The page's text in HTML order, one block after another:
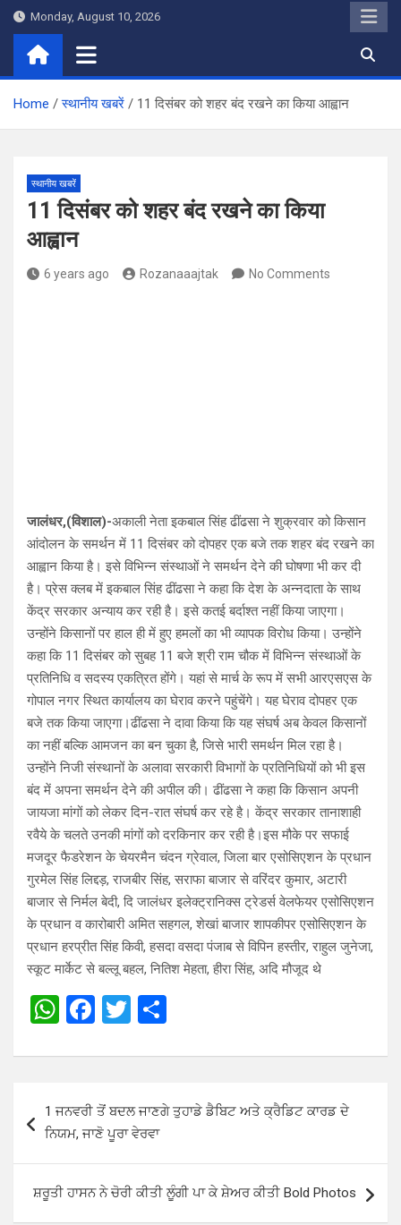
Skip
content
Monday, August 10, 2026
Home स्थानीय खबरें 11 दिसंबर को शहर बंद रखने का किया आह्वान
स्थानीय खबरें
11 दिसंबर को शहर बंद रखने का किया
आह्वान
6 years ago Rozanaaajtak No Comments
जालंधर,(विशाल)-अकाली नेता इकबाल सिंह ढींढसा ने शुक्रवार को किसान
आंदोलन के समर्थन में 11 दिसंबर को दोपहर एक बजे तक शहर बंद रखने का
आह्वान किया है। इसे विभिन्न संस्थाओं ने समर्थन देने की घोषणा भी कर दी
है। प्रेस क्लब में इकबाल सिंह ढींढसा ने कहा कि देश के अन्नदाता के साथ
केंद्र सरकार अन्याय कर रही है। इसे कतई बर्दाश्त नहीं किया जाएगा।
उन्होंने किसानों पर हाल ही में हुए हमलों का भी व्यापक विरोध किया। उन्होंने
कहा कि 11 दिसंबर को सुबह 11 बजे श्री राम चौक में विभिन्न संस्थाओं के
प्रतिनिधि व सदस्य एकत्रित होंगे। यहां से मार्च के रूप में सभी आरएसएस के
गोपाल नगर स्थित कार्यालय का घेराव करने पहुंचेंगे। यह घेराव दोपहर एक
बजे तक किया जाएगा।ढींढसा ने दावा किया कि यह संघर्ष अब केवल किसानों
का नहीं बल्कि आमजन का बन चुका है, जिसे भारी समर्थन मिल रहा है।
उन्होंने निजी संस्थानों के अलावा सरकारी विभागों के प्रतिनिधियों को भी इस
बंद में अपना समर्थन देने की अपील की। ढींढसा ने कहा कि किसान अपनी
जायजा मांगों को लेकर दिन-रात संघर्ष कर रहे है। केंद्र सरकार तानाशाही
रवैये के चलते उनकी मांगों को दरकिनार कर रही है।इस मौके पर सफाई
मजदूर फैडरेशन के चेयरमैन चंदन ग्रेवाल, जिला बार एसोसिएशन के प्रधान
गुरमेल सिंह लिद्दड़, राजबीर सिंह, सराफा बाजार से वरिंदर कुमार, अटारी
बाजार से निर्मल बेदी, दि जालंधर इलेक्ट्रानिक्स ट्रेडर्स वेलफेयर एसोसिएशन
के प्रधान व कारोबारी अमित सहगल, शेखां बाजार शापकीपर एसोसिएशन के
प्रधान हरप्रीत सिंह किवी, हसदा वसदा पंजाब से विपिन हस्तीर, राहुल जुनेजा,
स्कूट मार्केट से बल्लू बहल, नितिश मेहता, हीरा सिंह, अदि मौजूद थे
W
at
A
p
F
ce
b
o
o
k
T
tt ar
navigation
1 ਜਨਵਰੀ ਤੋਂ ਬਦਲ ਜਾਣਗੇ ਤੁਹਾਡੇ ਡੈਬਿਟ ਅਤੇ ਕ੍ਰੈਡਿਟ ਕਾਰਡ ਦੇ
ਨਿਯਮ, ਜਾਣੋ ਪੂਰਾ ਵੇਰਵਾ
ਸ਼ਰੂਤੀ ਹਾਸਨ ਨੇ ਚੋਰੀ ਕੀਤੀ ਲੂੰਗੀ ਪਾ ਕੇ ਸ਼ੇਅਰ ਕੀਤੀ Bold Photos